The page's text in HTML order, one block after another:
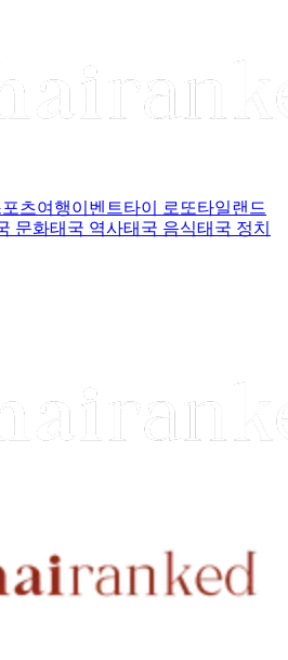
츠여행이벤트타이 로또타일랜드
문화태국 역사태국 음식태국 정치